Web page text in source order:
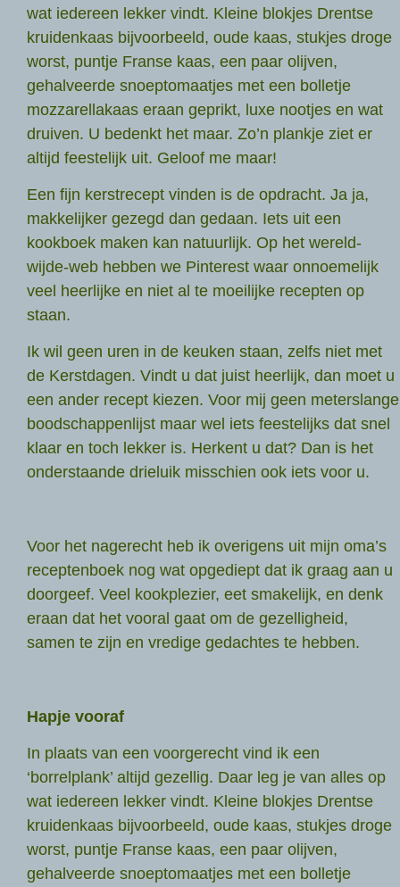
wat iedereen lekker vindt. Kleine blokjes Drentse
kruidenkaas bijvoorbeeld, oude kaas, stukjes droge
worst, puntje Franse kaas, een paar olijven,
gehalveerde snoeptomaatjes met een bolletje
mozzarellakaas eraan geprikt, luxe nootjes en wat
druiven. U bedenkt het maar. Zo’n plankje ziet er
altijd feestelijk uit. Geloof me maar!
Een fijn kerstrecept vinden is de opdracht. Ja ja,
makkelijker gezegd dan gedaan. Iets uit een
kookboek maken kan natuurlijk. Op het wereld-
wijde-web hebben we Pinterest waar onnoemelijk
veel heerlijke en niet al te moeilijke recepten op
staan.
Ik wil geen uren in de keuken staan, zelfs niet met
de Kerstdagen. Vindt u dat juist heerlijk, dan moet u
een ander recept kiezen. Voor mij geen meterslange
boodschappenlijst maar wel iets feestelijks dat snel
klaar en toch lekker is. Herkent u dat? Dan is het
onderstaande drieluik misschien ook iets voor u.
Voor het nagerecht heb ik overigens uit mijn oma’s
receptenboek nog wat opgediept dat ik graag aan u
doorgeef. Veel kookplezier, eet smakelijk, en denk
eraan dat het vooral gaat om de gezelligheid,
samen te zijn en vredige gedachtes te hebben.
Hapje vooraf
In plaats van een voorgerecht vind ik een
‘borrelplank’ altijd gezellig. Daar leg je van alles op
wat iedereen lekker vindt. Kleine blokjes Drentse
kruidenkaas bijvoorbeeld, oude kaas, stukjes droge
worst, puntje Franse kaas, een paar olijven,
gehalveerde snoeptomaatjes met een bolletje